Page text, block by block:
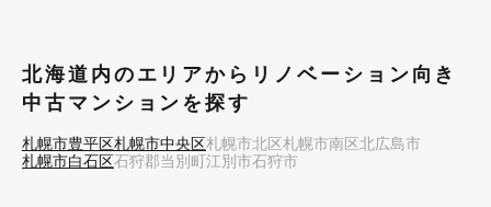
北海道内のエリアからリノベーション向き
中古マンションを探す
札幌市豊平区札幌市中央区札幌市北区札幌市南区北広島市
札幌市白石区石狩郡当別町江別市石狩市